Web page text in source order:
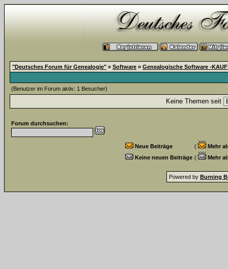
"Deutsches Forum für Genealogie" » Software » Genealogische Software -
(Benutzer im Forum aktiv: 1 Besucher)
Keine Themen seit
Forum durchsuchen:
Neue Beiträge (
Mehr
Keine neuen Beiträge ( Mehr
Powered by Burning